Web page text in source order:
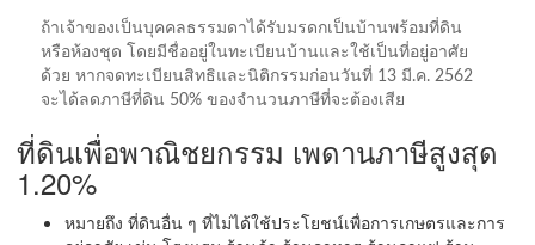
ถ้าเจ้าของเป็นบุคคลธรรมดาได้รับมรดกเป็นบ้านพร้อมที่ดิน
หรือห้องชุด โดยมีชื่ออยู่ในทะเบียนบ้านและใช้เป็นที่อยู่อาศัย
ด้วย หากจดทะเบียนสิทธิและนิติกรรมก่อนวันที่ 13 มี.ค. 2562
จะได้ลดภาษีที่ดิน 50% ของจำนวนภาษีที่จะต้องเสีย
ที่ดินเพื่อพาณิชยกรรม เพดานภาษีสูงสุด
1.20%
หมายถึง ที่ดินอื่น ๆ ที่ไม่ได้ใช้ประโยชน์เพื่อการเกษตรและการ